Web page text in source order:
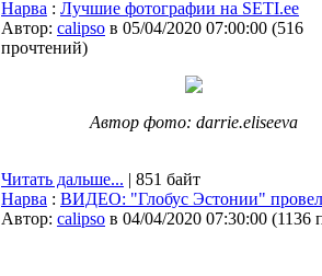
Нарва : Лучшие фотографии на SETI.ee
Автор: calipso в 05/04/2020 07:00:00 (516
прочтений)
Автор фото: darrie.eliseeva
Читать дальше... | 851 байт
Нарва : ВИДЕО: "Глобус Эстонии"
Автор: calipso в 04/04/2020 07:30:00 (1136